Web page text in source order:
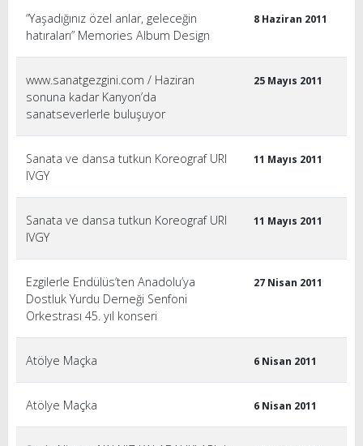
“Yaşadığınız özel anlar, geleceğin
hatıraları” Memories Album Design
8 Haziran 2011
www.sanatgezgini.com / Haziran
sonuna kadar Kanyon’da
sanatseverlerle buluşuyor
25 Mayıs 2011
Sanata ve dansa tutkun Koreograf URI
IVGY
11 Mayıs 2011
Sanata ve dansa tutkun Koreograf URI
IVGY
11 Mayıs 2011
Ezgilerle Endülüs’ten Anadolu’ya
Dostluk Yurdu Derneği Senfoni
Orkestrası 45. yıl konseri
27 Nisan 2011
Atölye Maçka 6 Nisan 2011
Atölye Maçka 6 Nisan 2011